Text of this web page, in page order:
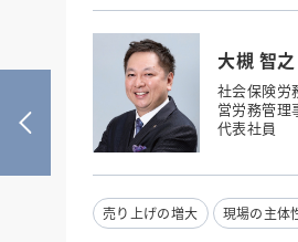
目経営者の『真の目的
大槻 智之
社会保険労務士
営労務管理
代表社員
売り上げの増大 現場の主体